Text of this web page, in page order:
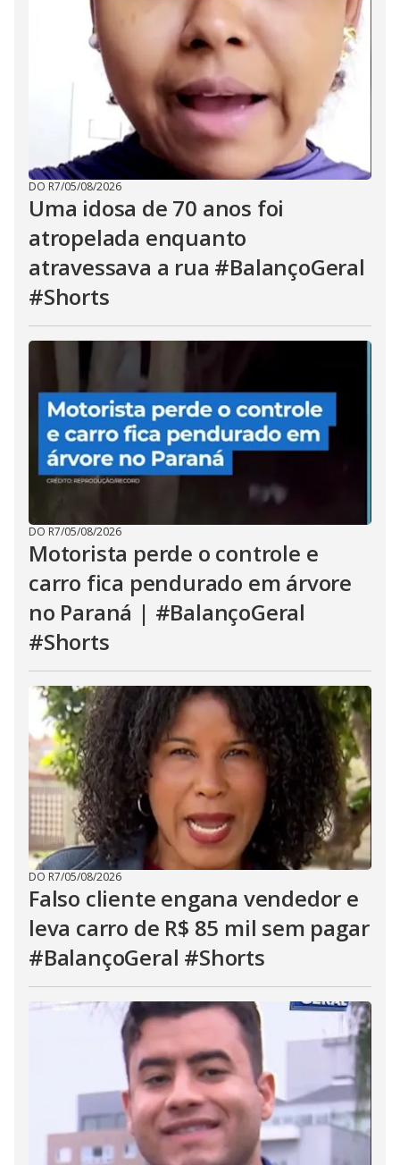
DO R7/05/08/2026
Uma idosa de 70 anos foi
atropelada enquanto
atravessava a rua #BalançoGeral
#Shorts
DO R7/05/08/2026
Motorista perde o controle e
carro fica pendurado em árvore
no Paraná | #BalançoGeral
#Shorts
DO R7/05/08/2026
Falso cliente engana vendedor e
leva carro de R$ 85 mil sem pagar
#BalançoGeral #Shorts